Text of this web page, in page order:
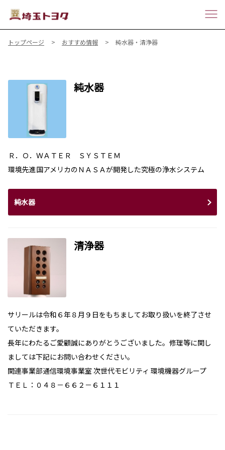
トップページ おすすめ情報 純水器・清浄器
純水器
Ｒ．Ｏ．ＷＡＴＥＲ ＳＹＳＴＥＭ
環境先進国アメリカのＮＡＳＡが開発した究極の浄水システム
純水器
清浄器
サリールは令和６年８月９日をもちましてお取り扱いを終了させ
ていただきます。
長年にわたるご愛顧誠にありがとうございました。修理等に関し
ましては下記にお問い合わせください。
関連事業部通信環境事業室 次世代モビリティ 環境機器グループ
ＴＥＬ：０４８－６６２－６１１１